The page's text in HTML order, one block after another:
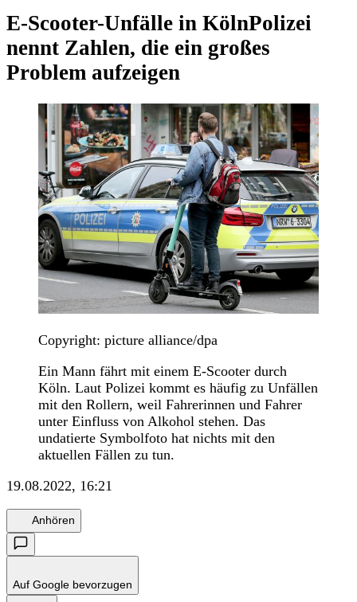
E-Scooter-Unfälle in KölnPolizei
nennt Zahlen, die ein großes
Problem aufzeigen
Copyright: picture alliance/dpa
Ein Mann fährt mit einem E-Scooter durch
Köln. Laut Polizei kommt es häufig zu Unfällen
mit den Rollern, weil Fahrerinnen und Fahrer
unter Einfluss von Alkohol stehen. Das
undatierte Symbolfoto hat nichts mit den
aktuellen Fällen zu tun.
19.08.2022, 16:21
Anhören
Auf Google bevorzugen